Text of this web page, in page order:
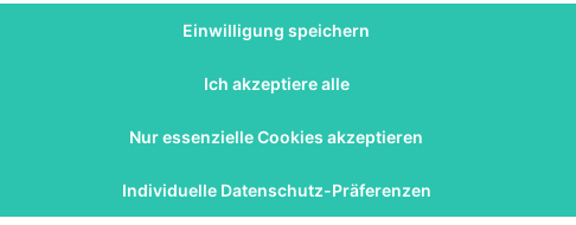
Der
zweiten
die
3 bis 16+ Jahren
Einwilligung speichern
Ich akzeptiere alle
Nur essenzielle Cookies akzeptieren
Individuelle Datenschutz-Präferenzen